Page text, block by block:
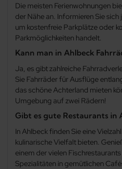
Die meisten Ferienwohnungen
der Nähe an. Informieren Sie
um kostenfreie Parkplätze oder
Parkmöglichkeiten handelt.
Kann man in Ahlbeck
Ja, es gibt zahlreiche
Sie Fahrräder für Ausflüge
das schöne Achterland mieten
Umgebung auf zwei Rädern!
Gibt es gute Restaurants in
In Ahlbeck finden Sie eine
kulinarische Vielfalt bieten.
einem der vielen
Spezialitäten in gemütlichen